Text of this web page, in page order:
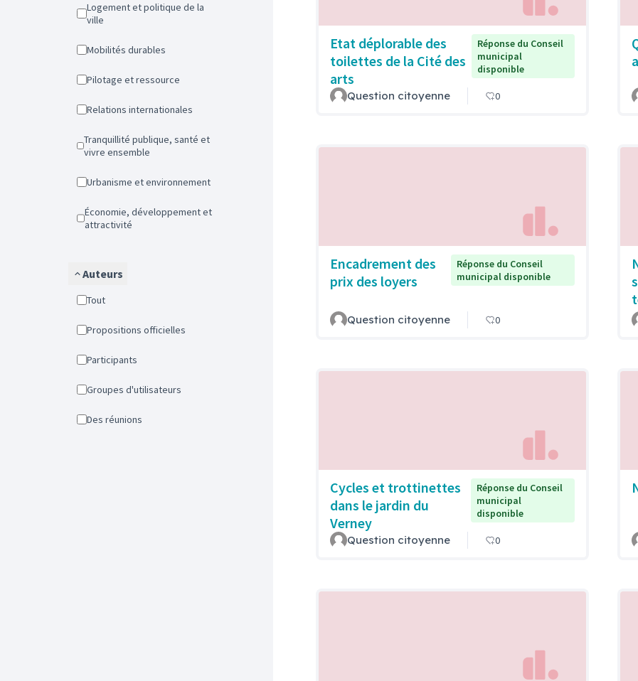
Logement et politique de la
ville
Mobilités durables
Pilotage et ressource
Relations internationales
Tranquillité publique, santé et
vivre ensemble
Urbanisme et environnement
Économie, développement et
attractivité
Auteurs
Tout
Propositions officielles
Participants
Groupes d'utilisateurs
Des réunions
Etat déplorable des
toilettes de la Cité des
arts
Réponse du Conseil
municipal
disponible
Question citoyenne 0
Encadrement des
prix des loyers
Réponse du Conseil
municipal disponible
Question citoyenne 0
Cycles et trottinettes
dans le jardin du
Verney
Réponse du Conseil
municipal
disponible
Question citoyenne 0